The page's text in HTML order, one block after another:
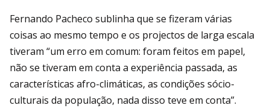
Fernando Pacheco sublinha que se fizeram várias
coisas ao mesmo tempo e os projectos de larga escala
tiveram “um erro em comum: foram feitos em papel,
não se tiveram em conta a experiência passada, as
características afro-climáticas, as condições sócio-
culturais da população, nada disso teve em conta”.